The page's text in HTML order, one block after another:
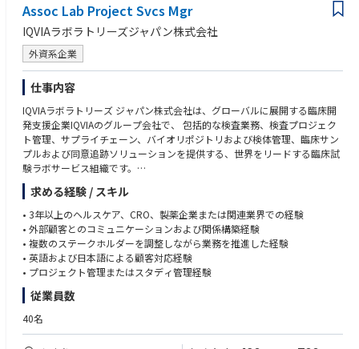
・グローバル試験または国際共同治験への参画経験。
・開発戦略の立案、臨床試験計画の策定、データパッケージの構築、承認
申請戦略の検討など、開発プロセス全体を見据えて部門横断的に業務を推
進した経験。
・希少疾患、再生医療等製品、難易度の高い対象疾患・評価項目を含む開
発プロジェクトへの関与経験。
・プロジェクトリード、サブリード、試験責任者等として、進捗・品質・
コスト・リスクを意識して業務を推進した経験。
■求める人物像
・開発品の価値最大化と患者さんへの貢献を意識し、科学的・規制的な観
点から主体的に課題を捉えられる方。
・自ら判断材料を整理し、関係者を巻き込みながら、実行可能な方針に落
とし込める方。
・若手中心の組織において、経験や専門性を共有し、周囲の成長を支援で
きる方。
■学歴
・理系大学卒以上（薬学、医学、生命科学、農学、理学、工学等の関連分
野）。
・修士以上、薬剤師資格、博士号等を有する場合は尚可。
Assoc Lab Project Svcs Mgr
IQVIAラボラトリーズジャパン株式会社
外資系企業
仕事内容
IQVIAラボラトリーズ ジャパン株式会社は、グローバルに展開する臨床開
発支援企業IQVIAのグループ会社で、 包括的な検査業務、検査プロジェク
ト管理、サプライチェーン、バイオリポジトリおよび検体管理、臨床サン
プルおよび同意追跡ソリューションを提供する、世界をリードする臨床試
験ラボサービス組織です。
【業務内容】
臨床試験における検査（ラボ）業務のプロジェクト全体をマネジメントす
るポジションです。
担当プロジェクトについて、受託から完了まで一貫してクライアントの窓
口となり、コミュニケーションをリードしていただきます。
また、社内の業務ルールやこれまでの成功事例に沿って、プロジェクトが
① プロジェクト立ち上げ・計画
プロトコル・予算のレビュー、プロジェクト計画の策定・実行
マイルストーン設定、リスク・課題の管理
求める経験 / スキル
• 3年以上のヘルスケア、CRO、製薬企業または関連業界での経験
• 外部顧客とのコミュニケーションおよび関係構築経験
• 複数のステークホルダーを調整しながら業務を推進した経験
• 英語および日本語による顧客対応経験
• プロジェクト管理またはスタディ管理経験
従業員数
40名